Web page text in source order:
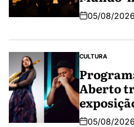
05/08/2026
CULTURA
Aberto
05/08/2026